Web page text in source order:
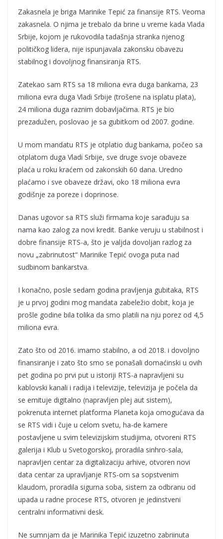
Zakasnela je briga Marinike Tepić za finansije RTS. Veoma
zakasnela. O njima je trebalo da brine u vreme kada Vlada
Srbije, kojom je rukovodila tadašnja stranka njenog
političkog lidera, nije ispunjavala zakonsku obavezu
stabilnog i dovoljnog finansiranja RTS.
Zatekao sam RTS sa 18 miliona evra duga bankama, 23
miliona evra duga Vladi Srbije (trošene na isplatu plata),
24 miliona duga raznim dobavljačima. RTS je bio
prezadužen, poslovao je sa gubitkom od 2007. godine.
U mom mandatu RTS je otplatio dug bankama, počeo sa
otplatom duga Vladi Srbije, sve druge svoje obaveze
plaća u roku kraćem od zakonskih 60 dana. Uredno
plaćamo i sve obaveze državi, oko 18 miliona evra
godišnje za poreze i doprinose.
Danas ugovor sa RTS služi firmama koje sarađuju sa
nama kao zalog za novi kredit. Banke veruju u stabilnost i
dobre finansije RTS-a, što je valjda dovoljan razlog za
novu „zabrinutost“ Marinike Tepić ovoga puta nad
sudbinom bankarstva.
I konačno, posle sedam godina pravljenja gubitaka, RTS
je u prvoj godini mog mandata zabeležio dobit, koja je
prošle godine bila tolika da smo platili na nju porez od 4,5
miliona evra.
Zato što od 2016. imamo stabilno, a od 2018. i dovoljno
finansiranje i zato što smo se ponašali domaćinski u ovih
pet godina po prvi put u istoriji RTS-a napravljeni su
kablovski kanali i radija i televizije, televizija je počela da
se emituje digitalno (napravljen plej aut sistem),
pokrenuta internet platforma Planeta koja omogućava da
se RTS vidi i čuje u celom svetu, ha-de kamere
postavljene u svim televizijskim studijima, otvoreni RTS
galerija i Klub u Svetogorskoj, proradila sinhro-sala,
napravljen centar za digitalizaciju arhive, otvoren novi
data centar za upravljanje RTS-om sa sopstvenim
klaudom, proradila sigurna soba, sistem za odbranu od
upada u radne procese RTS, otvoren je jedinstveni
centralni informativni desk.
Ne sumnjam da je Marinika Tepić izuzetno zabriinuta